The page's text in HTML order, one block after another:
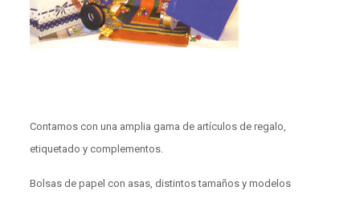
Contamos con una amplia gama de artículos de regalo,
etiquetado y complementos.
Bolsas de papel con asas, distintos tamaños y modelos